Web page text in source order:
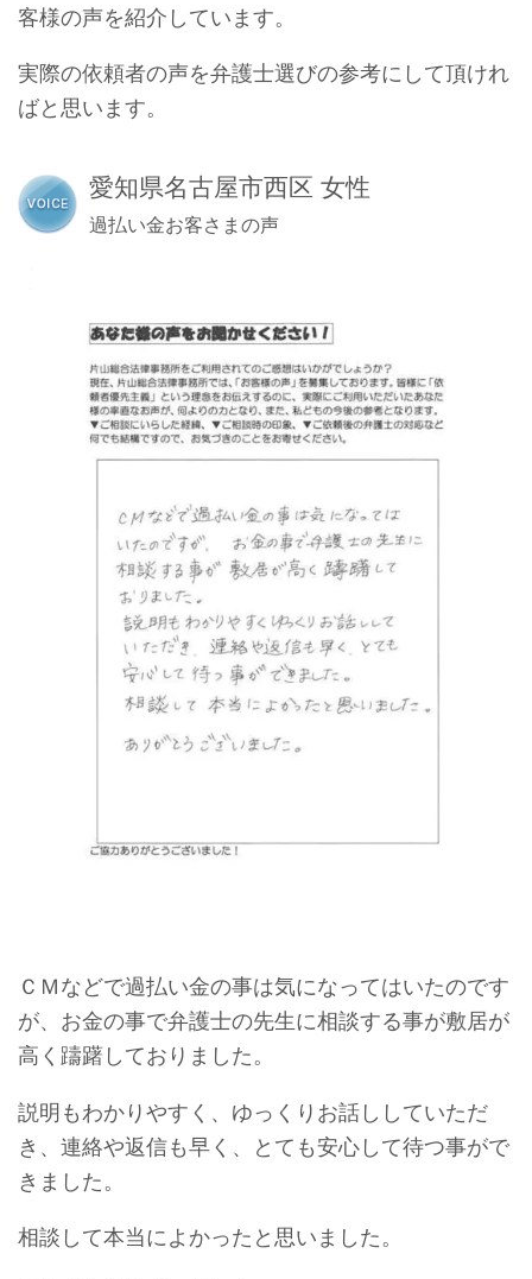
客様の声を紹介しています。
実際の依頼者の声を弁護士選びの参考にして頂けれ
ばと思います。
愛知県名古屋市西区 女性
過払い金お客さまの声
ＣＭなどで過払い金の事は気になってはいたのです
が、お金の事で弁護士の先生に相談する事が敷居が
高く躊躇しておりました。
説明もわかりやすく、ゆっくりお話ししていただ
き、連絡や返信も早く、とても安心して待つ事がで
きました。
相談して本当によかったと思いました。